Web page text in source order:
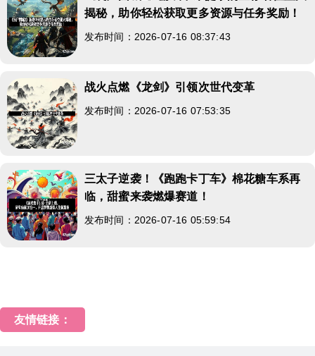
揭秘，助你轻松获取更多资源与任务奖励！
发布时间：2026-07-16 08:37:43
战火点燃《龙剑》引领次世代变革
发布时间：2026-07-16 07:53:35
三太子逆袭！《跑跑卡丁车》棉花糖车系再
临，甜蜜来袭燃爆赛道！
发布时间：2026-07-16 05:59:54
友情链接：